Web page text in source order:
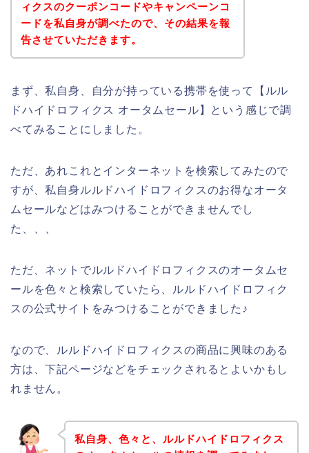
ィクスのクーポンコードやキャンペーンコ
ードを私自身が調べたので、その結果を報
告させていただきます。
まず、私自身、自分が持っている携帯を使って【ルル
ドハイドロフィクス オータムセール】という感じで調
べてみることにしました。
ただ、あれこれとインターネットを検索してみたので
すが、私自身ルルドハイドロフィクスのお得なオータ
ムセールなどはみつけることができませんでし
た、、、
ただ、ネットでルルドハイドロフィクスのオータムセ
ールを色々と検索していたら、ルルドハイドロフィク
スの公式サイトをみつけることができました♪
なので、ルルドハイドロフィクスの商品に興味のある
方は、下記ページなどをチェックされるとよいかもし
れません。
私自身、色々と、ルルドハイドロフィクス